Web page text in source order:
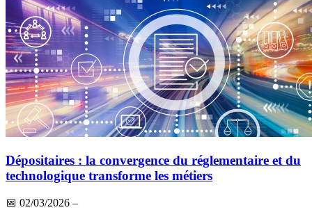
Dépositaires : la convergence du réglementaire et du
technologique transforme les métiers
📅 02/03/2026 –